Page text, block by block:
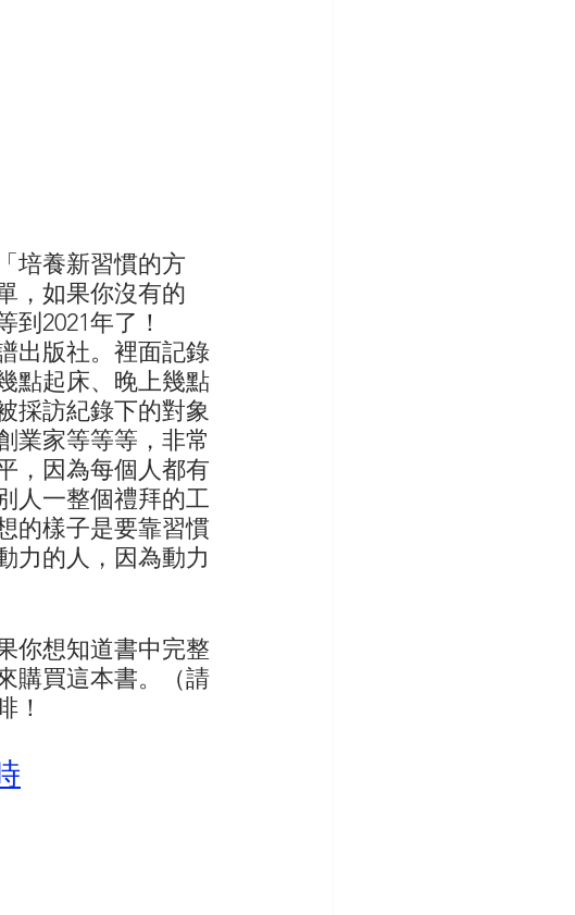
培養新習慣的方
，如果你沒有的
2021年了！
出版社。裡面記錄
點起床、晚上幾點
採訪紀錄下的對象
業家等等等，非常
，因為每個人都有
人一整個禮拜的工
的樣子是要靠習慣
力的人，因為動力
你想知道書中完整
購買這本書。（請
！